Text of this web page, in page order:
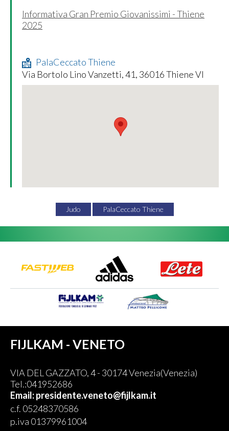
Informativa Gran Premio Giovanissimi - Thiene
2025
PalaCeccato Thiene
Via Bortolo Lino Vanzetti, 41, 36016 Thiene VI
Judo PalaCeccato Thiene
FIJLKAM - VENETO
VIA DEL GAZZATO, 4 - 30174 Venezia(Venezia)
Tel.:041952686
Email: presidente.veneto@fijlkam.it
c.f. 05248370586
p.iva 01379961004